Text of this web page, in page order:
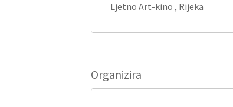
Ljetno Art-kino , Rijeka
Organizira